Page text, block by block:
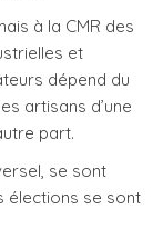
à la CMR des
et
dépend du
artisans d’une
part.
se sont
élections se sont